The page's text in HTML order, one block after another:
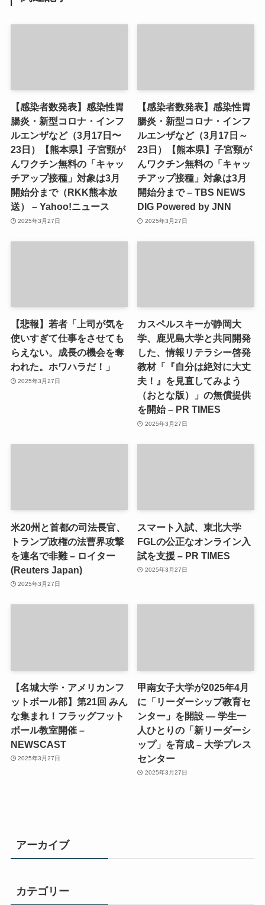
【感染者数発表】感染性胃
腸炎・新型コロナ・インフ
ルエンザなど（3月17日〜
23日）【熊本県】子宮頸が
んワクチン無料の「キャッ
チアップ接種」対象は3月
開始分まで（RKK熊本放
送） – Yahoo!ニュース
2025年3月27日
【感染者数発表】感染性胃
腸炎・新型コロナ・インフ
ルエンザなど（3月17日～
23日）【熊本県】子宮頸が
んワクチン無料の「キャッ
チアップ接種」対象は3月
開始分まで – TBS NEWS
DIG Powered by JNN
2025年3月27日
【悲報】若者「上司が気を
使いすぎて仕事をさせても
らえない。成長の機会を奪
われた。ホワハラだ！」
2025年3月27日
カスペルスキーが静岡大
学、鹿児島大学と共同開発
した、情報リテラシー啓発
教材「『自分は絶対に大丈
夫！』を見直してみよう
（おとな版）」の無償提供
を開始 – PR TIMES
2025年3月27日
米20州と首都の司法長官、
トランプ政権の法曹界攻撃
を連名で非難 – ロイター
(Reuters Japan)
2025年3月27日
スマート入試、東北大学
FGLの公正なオンライン入
試を支援 – PR TIMES
2025年3月27日
【名城大学・アメリカンフ
ットボール部】第21回 みん
な集まれ！フラッグフット
ボール教室開催 –
NEWSCAST
2025年3月27日
甲南女子大学が2025年4月
に「リーダーシップ教育セ
ンター」を開設 ― 学生一
人ひとりの「新リーダーシ
ップ」を育成 – 大学プレス
センター
2025年3月27日
アーカイブ
カテゴリー